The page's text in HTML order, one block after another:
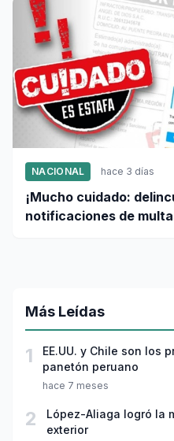
NACIONAL hace 3 días
¡Mucho cuidado:
notificaciones de
Más Leídas
1
EE.UU. y Chile son los
panetón peruano
hace 7 meses
2
López-Aliaga logró la
exterior